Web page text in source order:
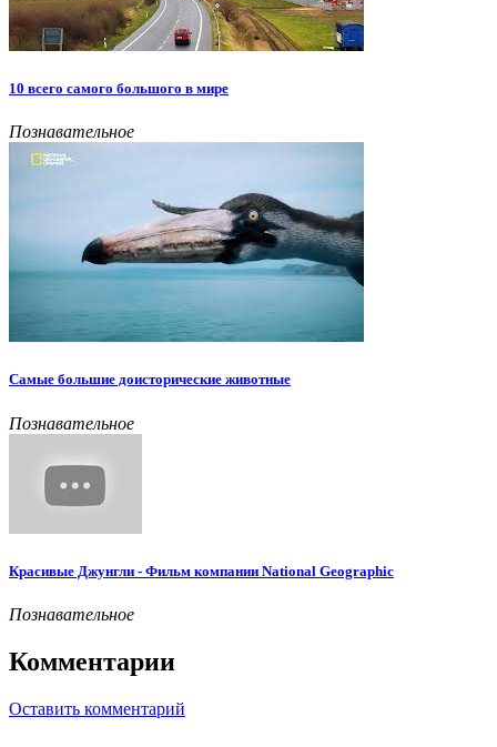
10 всего самого большого в мире
Познавательное
Самые большие доисторические животные
Познавательное
Красивые Джунгли - Фильм компании National Geographic
Познавательное
Комментарии
Оставить комментарий